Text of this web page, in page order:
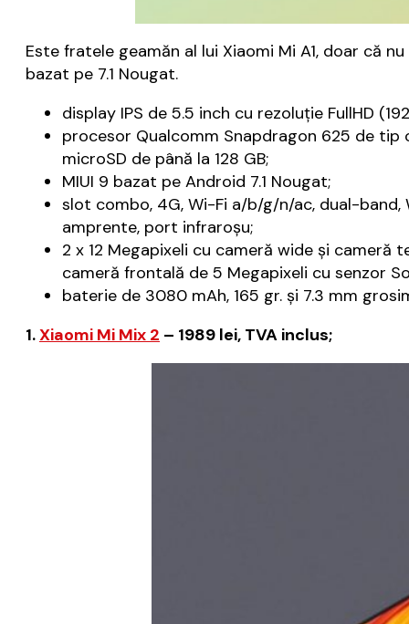
Este fratele geamăn al lui Xiaomi Mi A1, doar că
bazat pe 7.1 Nougat.
display IPS de 5.5 inch cu rezoluție FullHD
procesor Qualcomm Snapdragon 625 de
microSD de până la 128 GB;
MIUI 9 bazat pe Android 7.1 Nougat;
slot combo, 4G, Wi-Fi a/b/g/n/ac, dual-band,
amprente, port infraroşu;
2 x 12 Megapixeli cu cameră wide şi cameră
cameră frontală de 5 Megapixeli cu senzor
baterie de 3080 mAh, 165 gr. și 7.3 mm
1.Xiaomi Mi Mix 2 – 1989 lei, TVA inclus;